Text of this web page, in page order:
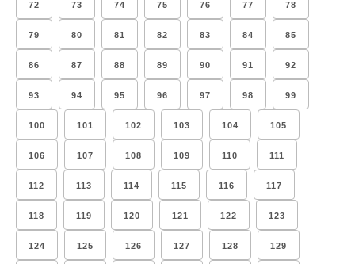
72 73 74 75 76 77 78
79 80 81 82 83 84 85
86 87 88 89 90 91 92
93 94 95 96 97 98 99
100 101 102 103 104 105
106 107 108 109 110 111
112 113 114 115 116 117
118 119 120 121 122 123
124 125 126 127 128 129